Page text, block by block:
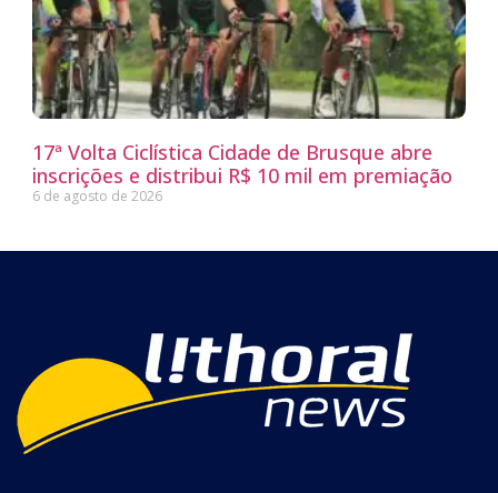
17ª Volta Ciclística Cidade de Brusque abre
inscrições e distribui R$ 10 mil em premiação
6 de agosto de 2026